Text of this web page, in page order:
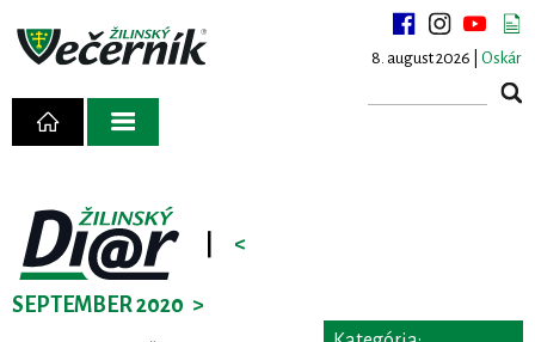
8. august 2026 | Oskár
<
SEPTEMBER 2020 >